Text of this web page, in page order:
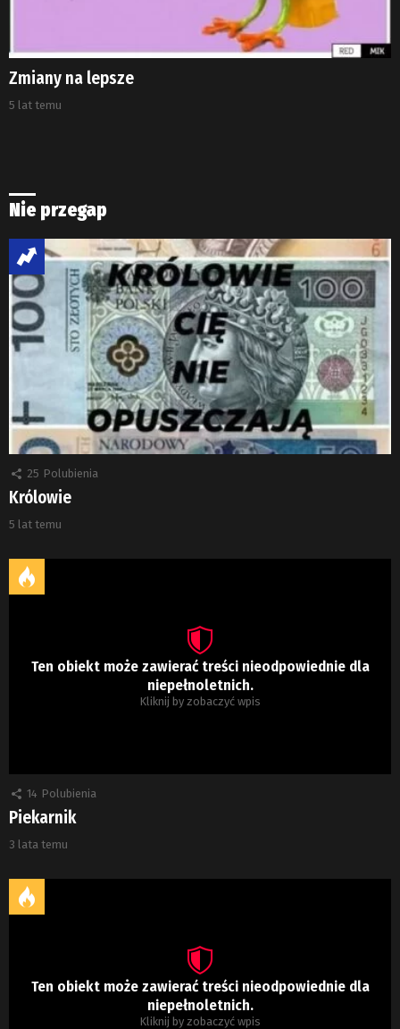
Zmiany na lepsze
5 lat temu
Nie przegap
25 Polubienia
Królowie
5 lat temu
Ten obiekt może zawierać treści nieodpowiednie dla
niepełnoletnich.
Kliknij by zobaczyć wpis
14 Polubienia
Piekarnik
3 lata temu
Ten obiekt może zawierać treści nieodpowiednie dla
niepełnoletnich.
Kliknij by zobaczyć wpis